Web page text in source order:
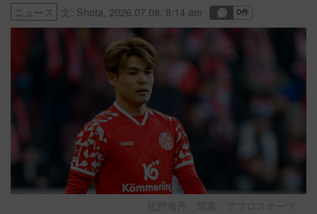
ニュース 文: Shota 2026.07.08. 8:14 am
佐野海舟 写真：アフロスポーツ